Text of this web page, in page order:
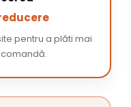
pentru a plăti mai